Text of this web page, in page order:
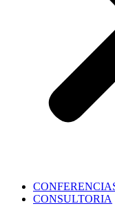
CONSULTORIA